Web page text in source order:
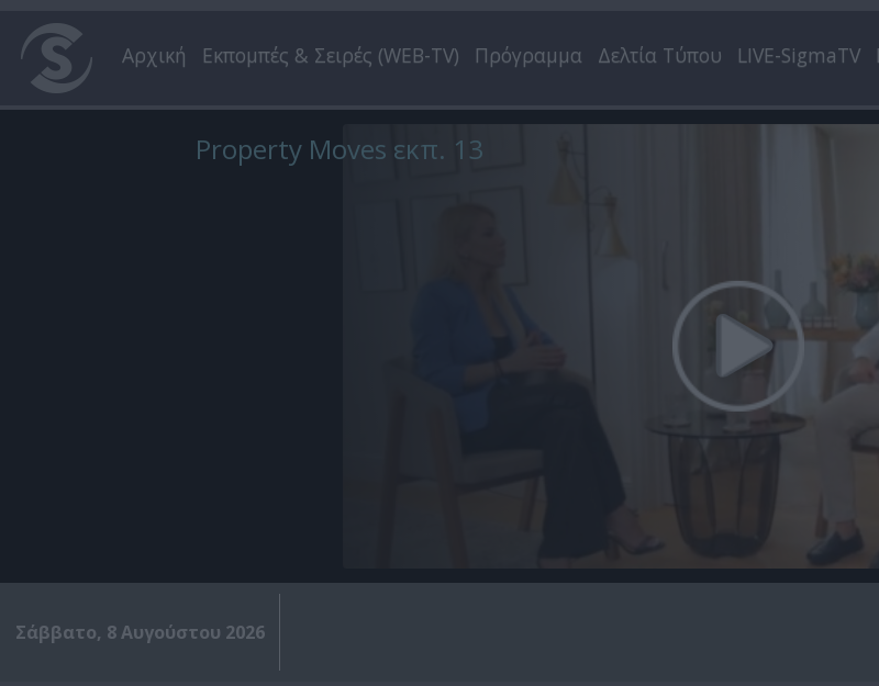
Αρχική Εκπομπές & Σειρές (WEB-TV) Πρόγραμμα Δελτία Τύπου LIVE-SigmaTV
Property Moves εκπ. 13
Σάββατο, 8 Αυγούστου 2026